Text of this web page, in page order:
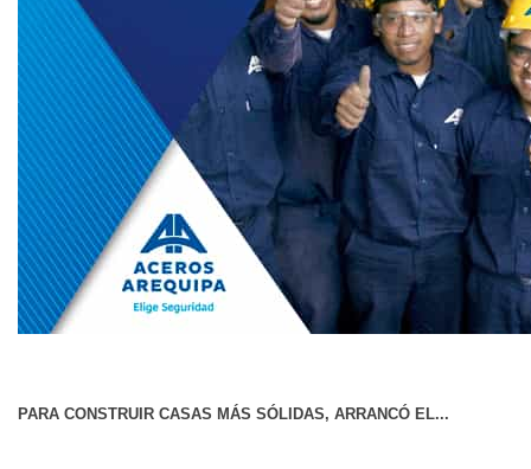
PARA CONSTRUIR CASAS MÁS SÓLIDAS, ARRANCÓ EL...